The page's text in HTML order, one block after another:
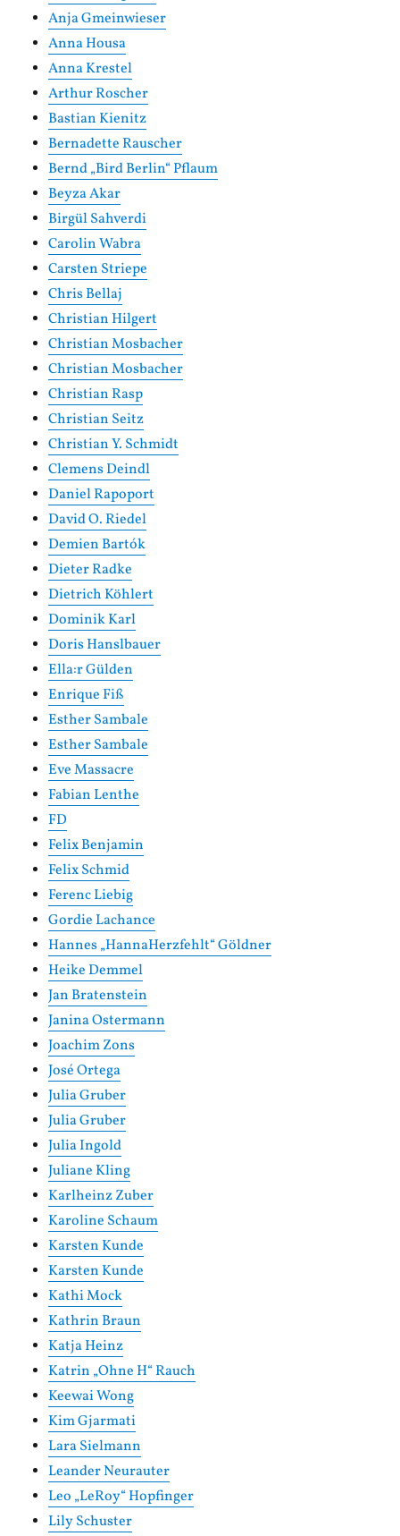
Anja Gmeinwieser
Anna Housa
Anna Krestel
Arthur Roscher
Bastian Kienitz
Bernadette Rauscher
Bernd „Bird Berlin“ Pflaum
Beyza Akar
Birgül Sahverdi
Carolin Wabra
Carsten Striepe
Chris Bellaj
Christian Hilgert
Christian Mosbacher
Christian Mosbacher
Christian Rasp
Christian Seitz
Christian Y. Schmidt
Clemens Deindl
Daniel Rapoport
David O. Riedel
Demien Bartók
Dieter Radke
Dietrich Köhlert
Dominik Karl
Doris Hanslbauer
Ella:r Gülden
Enrique Fiß
Esther Sambale
Esther Sambale
Eve Massacre
Fabian Lenthe
FD
Felix Benjamin
Felix Schmid
Ferenc Liebig
Gordie Lachance
Hannes „HannaHerzfehlt“ Göldner
Heike Demmel
Jan Bratenstein
Janina Ostermann
Joachim Zons
José Ortega
Julia Gruber
Julia Gruber
Julia Ingold
Juliane Kling
Karlheinz Zuber
Karoline Schaum
Karsten Kunde
Karsten Kunde
Kathi Mock
Kathrin Braun
Katja Heinz
Katrin „Ohne H“ Rauch
Keewai Wong
Kim Gjarmati
Lara Sielmann
Leander Neurauter
Leo „LeRoy“ Hopfinger
Lily Schuster